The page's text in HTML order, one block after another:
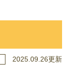
2025.09.26更新